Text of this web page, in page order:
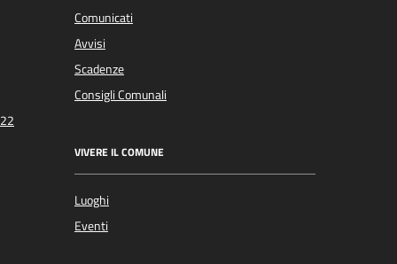
Comunicati
Avvisi
Scadenze
Consigli Comunali
VIVERE IL COMUNE
Luoghi
Eventi